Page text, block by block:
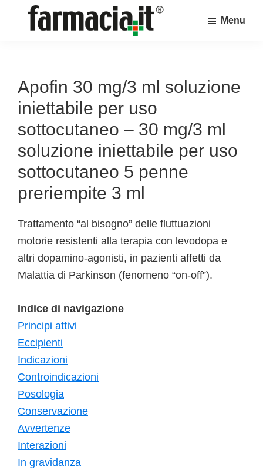
sul
mondo
della
farmacia
online
Menu
Apofin 30 mg/3 ml soluzione
iniettabile per uso
sottocutaneo – 30 mg/3 ml
soluzione iniettabile per uso
sottocutaneo 5 penne
preriempite 3 ml
Trattamento “al bisogno” delle fluttuazioni
motorie resistenti alla terapia con levodopa e
altri dopamino-agonisti, in pazienti affetti da
Malattia di Parkinson (fenomeno “on-off”).
Indice di navigazione
Principi attivi
Eccipienti
Indicazioni
Controindicazioni
Posologia
Conservazione
Avvertenze
Interazioni
In gravidanza